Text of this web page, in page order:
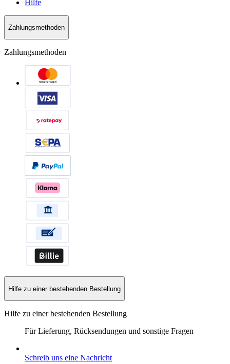
Hilfe
Zahlungsmethoden
Zahlungsmethoden
Hilfe zu einer bestehenden Bestellung
Hilfe zu einer bestehenden Bestellung
Für Lieferung, Rücksendungen und sonstige Fragen
Schreib uns eine Nachricht